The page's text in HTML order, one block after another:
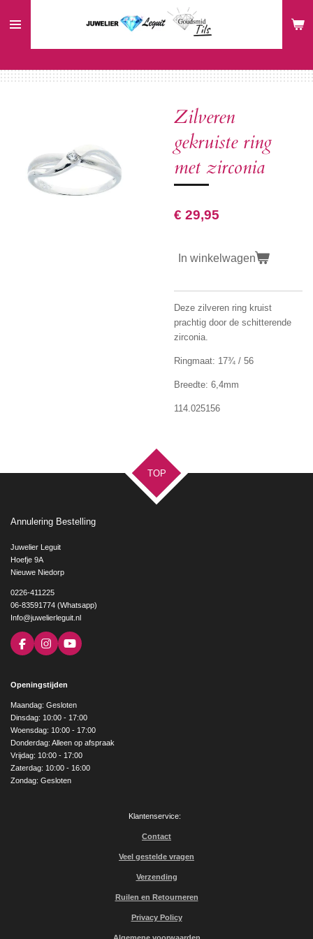
direct
hoofdinhoud
Zilveren
gekruiste ring
met zirconia
€ 29,95
In winkelwagen
Deze zilveren ring kruist
prachtig door de schitterende
zirconia.
Ringmaat: 17¾ / 56
Breedte: 6,4mm
114.025156
TOP
Annulering Bestelling
Juwelier Leguit
Hoefje 9A
Nieuwe Niedorp
0226-411225
06-83591774 (Whatsapp)
Info@juwelierleguit.nl
F
a
b
o
k
I
n
a
g
r
a
m
Y
o
e
Openingstijden
Maandag: Gesloten
Dinsdag: 10:00 - 17:00
Woensdag: 10:00 - 17:00
Donderdag: Alleen op afspraak
Vrijdag: 10:00 - 17:00
Zaterdag: 10:00 - 16:00
Zondag: Gesloten
Klantenservice:
Contact
Veel gestelde vragen
Verzending
Ruilen en Retourneren
Privacy Policy